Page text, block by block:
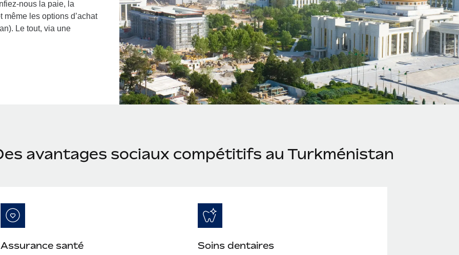
nous la paie, la
les options d’achat
Le tout, via une
avantages sociaux compétitifs au Turkménistan
Assurance santé Soins dentaires